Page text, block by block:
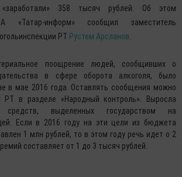
358 тысяч рублей. Об этом
«Татар-информ» сообщил заместитель
РТ Рустем Арсланов
поощрение людей, сообщивших о
в сфере оборота алкоголя, было
в мае 2016 года. Оставлять сообщения можно
РТ в разделе «Народный контроль». Выросла
выделенных государством на
Если в 2016 году на эти цели из бюджета
1 млн рублей, то в этом году речь идет о 2
составляет от 1 до 3 тысяч рублей.